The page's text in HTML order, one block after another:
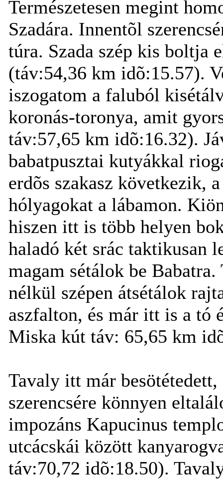
Természetesen megint
Szadára. Innentõl
túra. Szada szép kis boltja
(táv:54,36 km idõ:15.57).
iszogatom a faluból
koronás-toronya, amit
táv:57,65 km idõ:16.32).
babatpusztai kutyákkal
erdõs szakasz következik,
hólyagokat a lábamon.
hiszen itt is több helyen
haladó két srác taktikusan
magam sétálok be Babatra.
nélkül szépen átsétálok
aszfalton, és már itt is a tó
Miska kút táv: 65,65 km
Tavaly itt már
szerencsére könnyen
impozáns Kapucinus
utcácskái között
táv:70,72 idõ:18.50).